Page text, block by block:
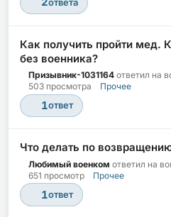
Как получить пройти мед.
без военника?
Призывник-1031164 ответил на
503 просмотра
Прочее
1ответ
Что делать по
Любимый военком ответил на
651 просмотр
Прочее
1ответ